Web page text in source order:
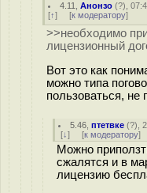
4.11 ,Анонзо (?),
[↑] [к модератору]
>>необходимо
лицензионный
Вот это как
можно типа
пользоваться, не
5.46 ,птетвке (?),
[↓] [к модератору]
Можно
сжалятся и в
лицензию